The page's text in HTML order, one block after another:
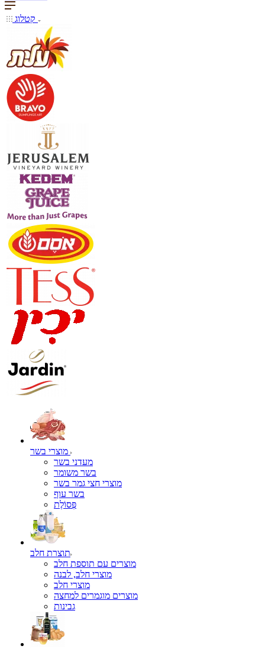
מעדני בשר
בשר משומר
מוצרי חצי גמר בשר
בשר עוף
פְּסוֹלֶת
תוצרת חלב
מוצרים עם תוספת חלב
מוצרי חלב, לבנה
מוצרי חלב
מוצרים מוגמרים למחצה
גבינות